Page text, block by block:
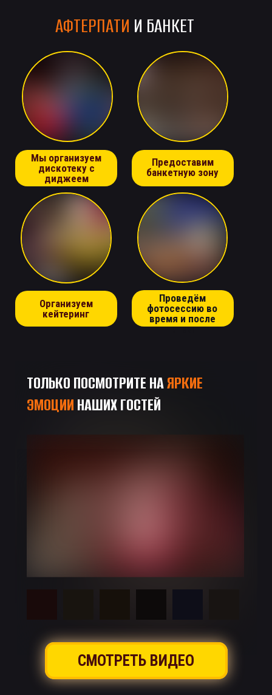
Организуем
кейтеринг
Мы организуем
дискотеку с
диджеем
Предоставим
банкетную зону
Проведём
фотосессию во
время и после
игры
АФТЕРПАТИ И БАНКЕТ
СМОТРЕТЬ ВИДЕО
ТОЛЬКО ПОСМОТРИТЕ НАЯРКИЕ
ЭМОЦИИНАШИХ ГОСТЕЙ